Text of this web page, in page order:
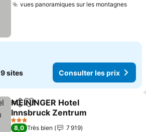
vues panoramiques sur les montagnes
9 sites Consulter les prix
PartagerAjouter à mes favoris
MEININGER Hotel
Innsbruck Zentrum
Consulter les prix
3 Étoiles
8,0 Très bien
7 919